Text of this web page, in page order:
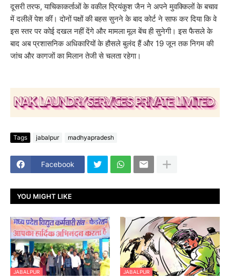
दूसरी तरफ, याचिकाकर्ताओं के वकील प्रियंकुश जैन ने अपने मुवक्किलों के बचाव
में दलीलें पेश कीं। दोनों पक्षों की बहस सुनने के बाद कोर्ट ने साफ कर दिया कि वे
इस स्तर पर कोई दखल नहीं देंगे और मामला मूल बेंच ही सुनेगी। इस फैसले के
बाद अब प्रशासनिक अधिकारियों के हौसले बुलंद हैं और 19 जून तक निगम की
जांच और कागजों का मिलान तेजी से चलता रहेगा।
Tags jabalpur madhyapradesh
Facebook
YOU MIGHT LIKE
JABALPUR JABALPUR